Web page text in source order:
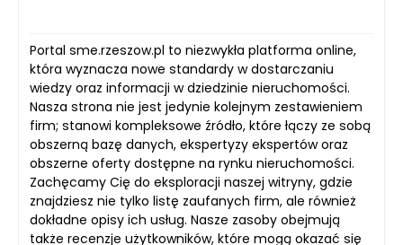
Portal sme.rzeszow.pl to niezwykła platforma online,
która wyznacza nowe standardy w dostarczaniu
wiedzy oraz informacji w dziedzinie nieruchomości.
Nasza strona nie jest jedynie kolejnym zestawieniem
firm; stanowi kompleksowe źródło, które łączy ze sobą
obszerną bazę danych, ekspertyzy ekspertów oraz
obszerne oferty dostępne na rynku nieruchomości.
Zachęcamy Cię do eksploracji naszej witryny, gdzie
znajdziesz nie tylko listę zaufanych firm, ale również
dokładne opisy ich usług. Nasze zasoby obejmują
także recenzje użytkowników, które mogą okazać się